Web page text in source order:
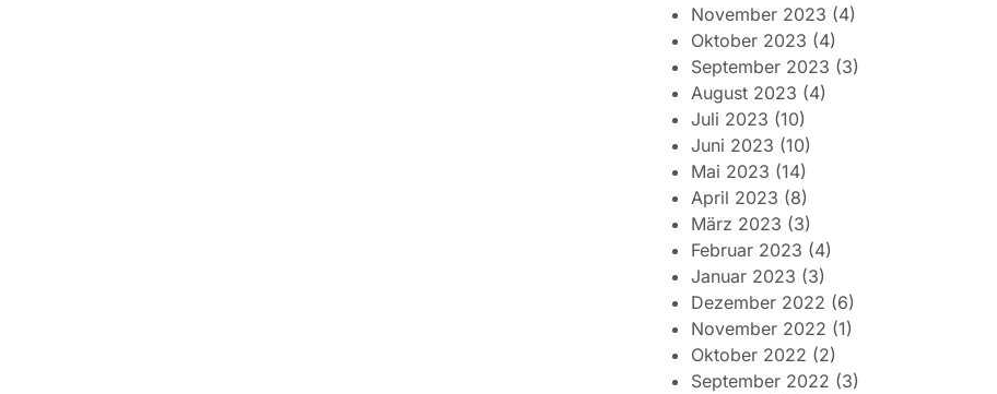
November 2023 (4)
Oktober 2023 (4)
September 2023 (3)
August 2023 (4)
Juli 2023 (10)
Juni 2023 (10)
Mai 2023 (14)
April 2023 (8)
März 2023 (3)
Februar 2023 (4)
Januar 2023 (3)
Dezember 2022 (6)
November 2022 (1)
Oktober 2022 (2)
September 2022 (3)